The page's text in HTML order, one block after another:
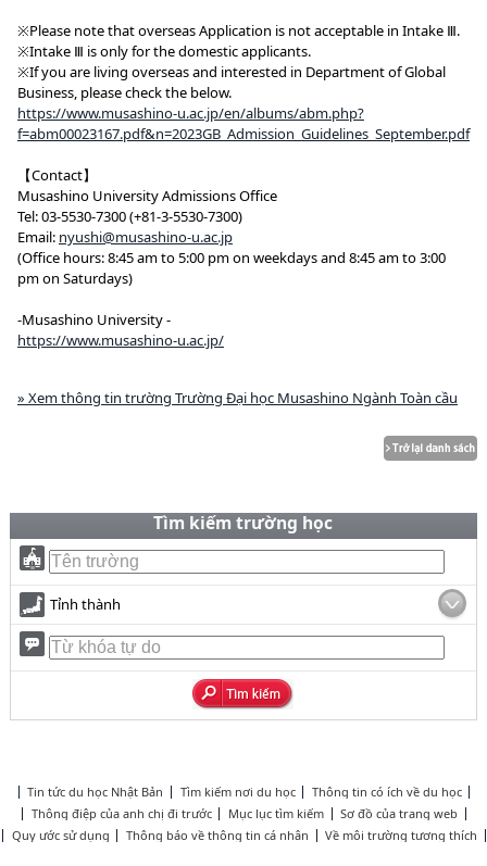
※Please note that overseas Application is not acceptable in Intake Ⅲ.
※Intake Ⅲ is only for the domestic applicants.
※If you are living overseas and interested in Department of Global
Business, please check the below.
https://www.musashino-u.ac.jp/en/albums/abm.php?
f=abm00023167.pdf&n=2023GB_Admission_Guidelines_September.pdf
【Contact】
Musashino University Admissions Office
Tel: 03-5530-7300 (+81-3-5530-7300)
Email: nyushi@musashino-u.ac.jp
(Office hours: 8:45 am to 5:00 pm on weekdays and 8:45 am to 3:00
pm on Saturdays)
-Musashino University -
https://www.musashino-u.ac.jp/
» Xem thông tin trường Trường Đại học Musashino Ngành Toàn cầu
Tìm kiếm trường học
Tỉnh thành
Tin tức du học Nhật Bản Tìm kiếm nơi du học
Thông tin có ích về du học
Thông điệp của anh chị đi trước
Mục lục tìm kiếm
Sơ đồ của trang web
Quy ước sử dụng
Thông báo về thông tin cá nhân Về môi trường tương thích